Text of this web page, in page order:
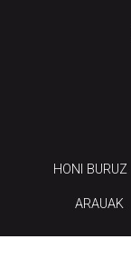
HONI BURUZ
ARAUAK